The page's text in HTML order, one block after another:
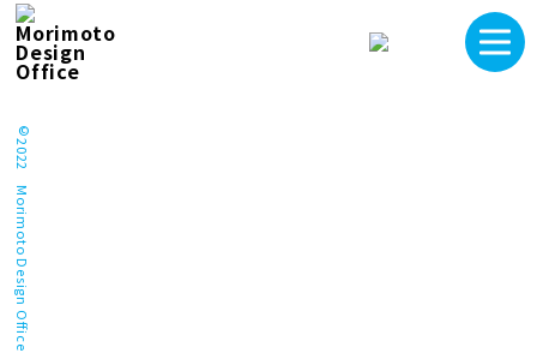
©2022 Morimoto Design Office